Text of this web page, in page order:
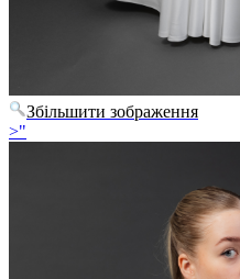
Збільшити зображення
>"